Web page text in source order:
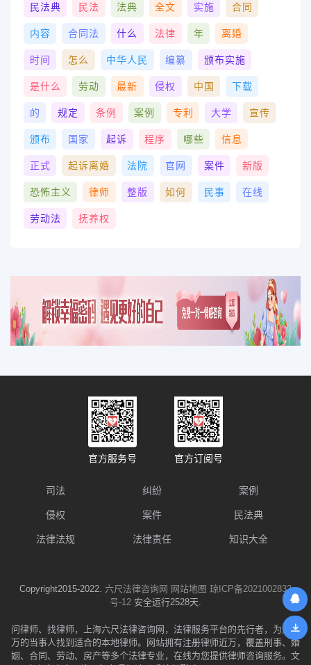
民法典 民法 法典 全文 实施 合同
内容 合同法 什么 法律 年 离婚
时间 怎么 中华人民 编纂 颁布实施
是什么 劳动 最新 侵权 中国 下载
的 规定 条例 案例 专利 大学 宣传
颁布 国家 起诉 程序 哪些 信息
正式 起诉离婚 法院 官网 案件 新版
恐怖主义 律师 整版 如何 民事 在线
劳动法 抚养权
官方服务号 官方订阅号
司法 纠纷 案例
侵权 案件 民法典
法律法规 法律责任 知识大全
Copyright2015-2022. 六尺法律咨询网 网站地图 琼ICP备2021002832
号-12 安全运行2528天.
问律师、找律师，上海六尺法律咨询网，法律服务平台的先行者，为数千
万的当事人找到适合的本地律师。网站拥有注册律师近万，覆盖刑事、婚
姻、合同、劳动、房产等多个法律专业，在线为您提供律师咨询服务。文